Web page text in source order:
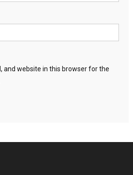
and website in this browser for the